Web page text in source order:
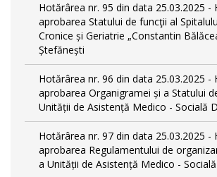
Hotărârea nr. 95 din data 25.03.2025 -
aprobarea Statului de funcţii al
Cronice și Geriatrie „Constantin
Ștefănești
Hotărârea nr. 96 din data 25.03.2025 -
aprobarea Organigramei și a Statului
Unității de Asistență Medico - Socială
Hotărârea nr. 97 din data 25.03.2025 -
aprobarea Regulamentului de
a Unității de Asistență Medico -